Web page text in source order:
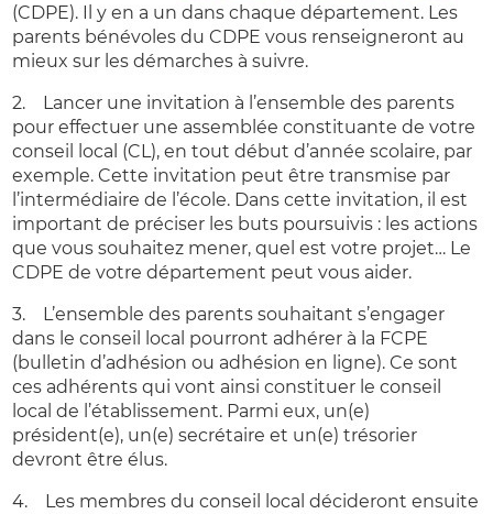
(CDPE). Il y en a un dans chaque département. Les
parents bénévoles du CDPE vous renseigneront au
mieux sur les démarches à suivre.
2. Lancer une invitation à l’ensemble des parents
pour effectuer une assemblée constituante de votre
conseil local (CL), en tout début d’année scolaire, par
exemple. Cette invitation peut être transmise par
l’intermédiaire de l’école. Dans cette invitation, il est
important de préciser les buts poursuivis : les actions
que vous souhaitez mener, quel est votre projet… Le
CDPE de votre département peut vous aider.
3. L’ensemble des parents souhaitant s’engager
dans le conseil local pourront adhérer à la FCPE
(bulletin d’adhésion ou adhésion en ligne). Ce sont
ces adhérents qui vont ainsi constituer le conseil
local de l’établissement. Parmi eux, un(e)
président(e), un(e) secrétaire et un(e) trésorier
devront être élus.
4. Les membres du conseil local décideront ensuite